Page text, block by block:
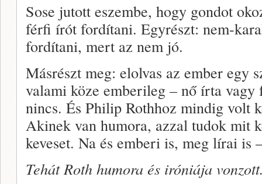
Sose jutott eszembe, hogy gondot
férfi írót fordítani. Egyrészt: nem-
fordítani, mert az nem jó.
Másrészt meg: elolvas az ember egy
valami köze emberileg – nő írta
nincs. És Philip Rothhoz mindig volt
Akinek van humora, azzal tudok mit
keveset. Na és emberi is, meg lírai is
Tehát Roth humora és iróniája